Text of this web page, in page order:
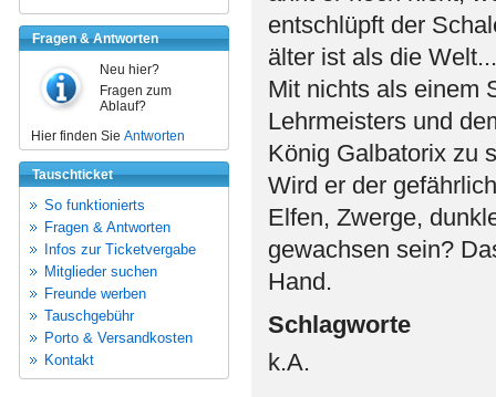
Fragen & Antworten
Neu hier?
Fragen zum
Ablauf?
Hier finden Sie Antworten
Tauschticket
So funktionierts
Fragen & Antworten
Infos zur Ticketvergabe
Mitglieder suchen
Freunde werben
Tauschgebühr
Porto & Versandkosten
Kontakt
entschlüpft der
älter ist als die Welt...
Mit nichts als einem
Lehrmeisters und
König Galbatorix zu
Wird er der
Elfen, Zwerge,
gewachsen sein?
Hand.
Schlagworte
k.A.